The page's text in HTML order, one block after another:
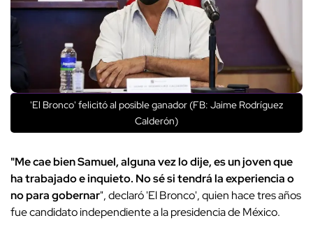
'El Bronco' felicitó al posible ganador (FB: Jaime Rodríguez
Calderón)
"Me cae bien Samuel, alguna vez lo dije, es un joven que
ha trabajado e inquieto. No sé si tendrá la experiencia o
no para gobernar", declaró 'El Bronco', quien hace tres años
fue candidato independiente a la presidencia de México.